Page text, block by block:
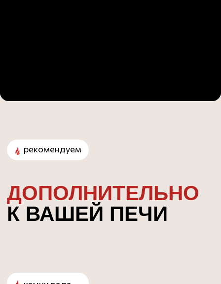
ИДЕАЛЬНОЙ
Онлайн-курсы для
пиццайоло и пекарей
Професиональная мука для пиццы